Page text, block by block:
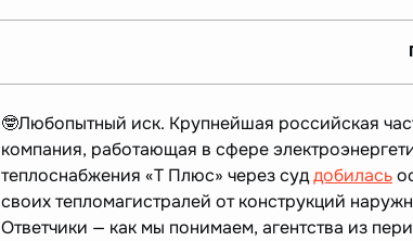
🤓Любопытный иск. Крупнейшая российская
компания, работающая в сфере
теплоснабжения «Т Плюс» через суддобилась
своих тепломагистралей от конструкций
Ответчики — как мы понимаем, агентства из